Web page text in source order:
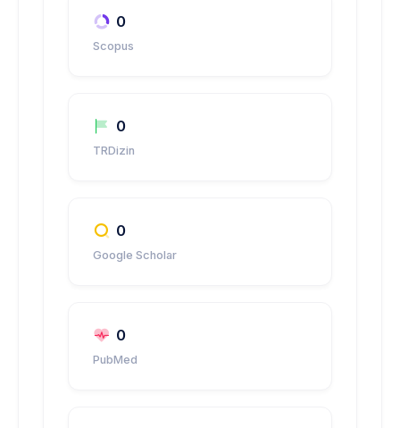
0
Scopus
0
TRDizin
0
Google Scholar
0
PubMed